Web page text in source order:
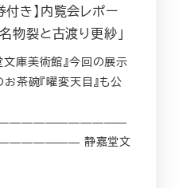
き】内覧会レポー
物裂と古渡り更紗」
庫美術館』今回の展示
お茶碗『曜変天目』も公
静嘉堂文